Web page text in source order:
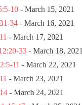
10 - March 15, 2021
34 - March 16, 2021
- March 17, 2021
33 - March 18, 2021
11 - March 22, 2021
- March 23, 2021
- March 24, 2021